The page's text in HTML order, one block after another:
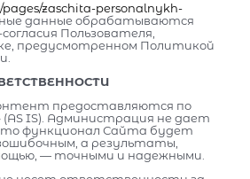
zaschita-personalnykh-
данные обрабатываются
Пользователя,
предусмотренном Политикой
предоставляются по
(AS IS). Администрация не дает
функционал Сайта будет
а результаты,
— точными и надежными.